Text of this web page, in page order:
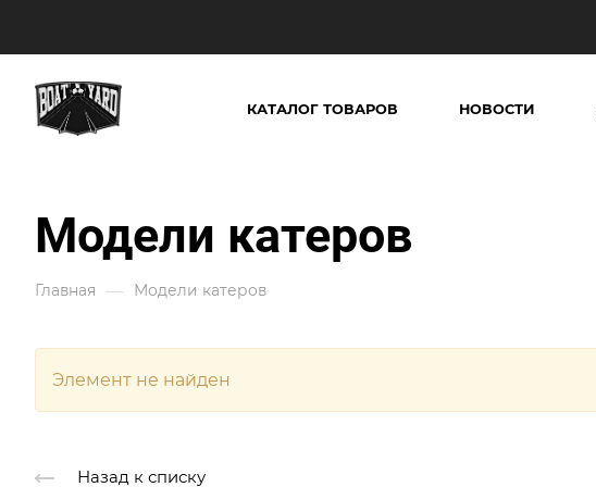
КАТАЛОГ ТОВАРОВ НОВОСТИ
Модели катеров
Главная — Модели катеров
Элемент не найден
Назад к списку